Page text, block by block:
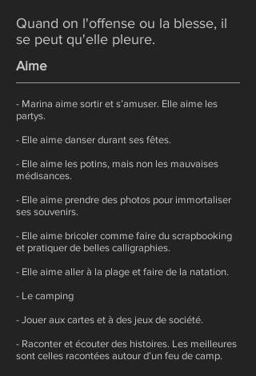
Quand on l'offense ou la blesse, il
se peut qu'elle pleure.
Aime
- Marina aime sortir et s’amuser. Elle aime les
partys.
- Elle aime danser durant ses fêtes.
- Elle aime les potins, mais non les mauvaises
médisances.
- Elle aime prendre des photos pour immortaliser
ses souvenirs.
- Elle aime bricoler comme faire du scrapbooking
et pratiquer de belles calligraphies.
- Elle aime aller à la plage et faire de la natation.
- Le camping
- Jouer aux cartes et à des jeux de société.
- Raconter et écouter des histoires. Les meilleures
sont celles racontées autour d’un feu de camp.